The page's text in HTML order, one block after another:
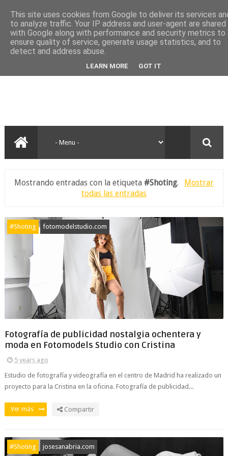
Mostrando entradas con la etiqueta #Shoting.
Mostrar
todas las entradas
#Shoting fotomodelstudio.com
Fotografía de publicidad nostalgia ochentera y
moda en Fotomodels Studio con Cristina
5 years ago
Estudio de fotografía y videografía en el centro de Madrid ha realizado un
proyecto para la Cristina en la oficina. Fotografía de publicidad...
Ver más Compartir
#Shoting josesanabria.com
This site uses cookies from Google to deliver its services
to analyze traffic. Your IP address and user-agent are shared
with Google along with performance and security metrics to
ensure quality of service, generate usage statistics, and to
detect and address abuse.
LEARN MORE GOT IT